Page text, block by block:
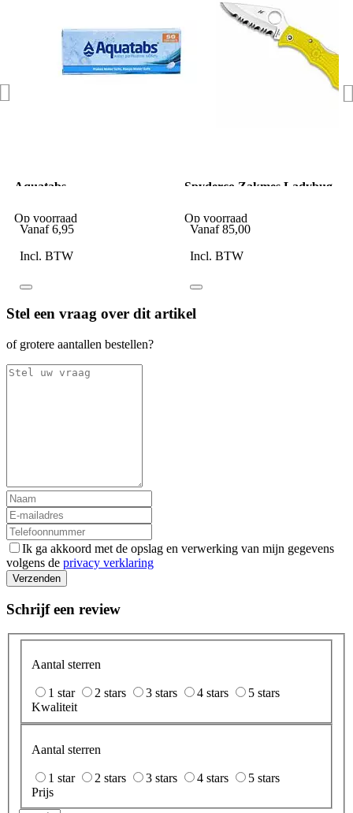
Aquatabs
1X50
Op voorraad
Vanaf 6,95
Incl. BTW
Spyderco Zakmes Ladybug
1 SE
Op voorraad
Vanaf 85,00
Incl. BTW
Stel een vraag over dit artikel
of grotere aantallen bestellen?
Ik ga akkoord met de opslag en verwerking van mijn gegevens
volgens de privacy verklaring
Verzenden
Schrijf een review
Aantal sterren
1 star 2 stars 3 stars 4 stars
5 stars
Kwaliteit
Aantal sterren
1 star 2 stars 3 stars 4 stars
5 stars
Prijs